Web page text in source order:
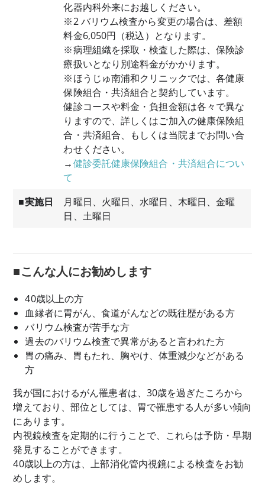
化器内科外来にお越しください。
※2 バリウム検査から変更の場合は、差額
料金6,050円（税込）となります。
※病理組織を採取・検査した際は、保険診
療扱いとなり別途料金がかかります。
※ほうじゅ南浦和クリニックでは、各健康
保険組合・共済組合と契約しています。
健診コースや料金・負担金額は各々で異な
りますので、詳しくはご加入の健康保険組
合・共済組合、もしくは当院までお問い合
わせください。
→健診委託健康保険組合・共済組合につい
て
■実施日
月曜日、火曜日、水曜日、木曜日、金曜
日、土曜日
■こんな人にお勧めします
40歳以上の方
血縁者に胃がん、食道がんなどの既往歴がある方
バリウム検査が苦手な方
過去のバリウム検査で異常があると言われた方
胃の痛み、胃もたれ、胸やけ、体重減少などがある
方
我が国におけるがん罹患者は、30歳を過ぎたころから
増えており、部位としては、胃で罹患する人が多い傾向
にあります。
内視鏡検査を定期的に行うことで、これらは予防・早期
発見することができます。
40歳以上の方は、上部消化管内視鏡による検査をお勧
めします。